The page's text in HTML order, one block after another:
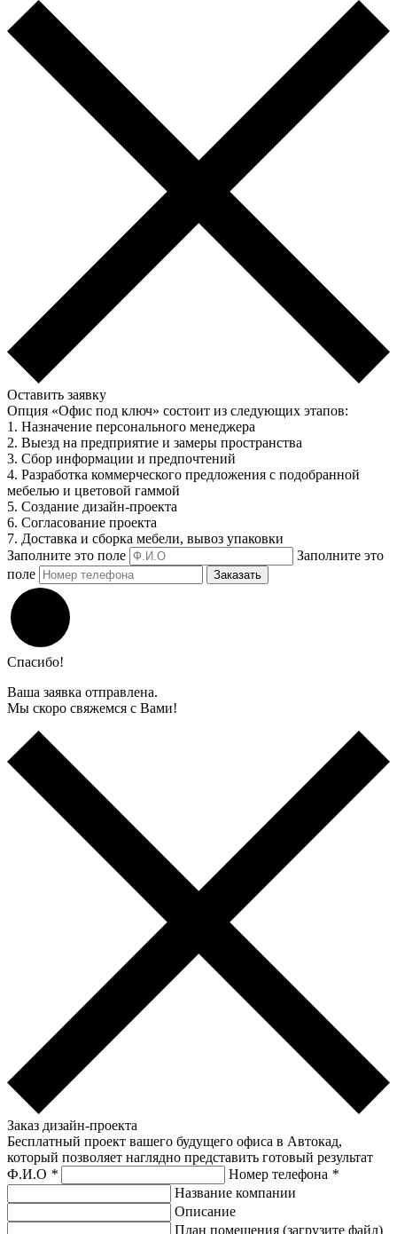
Оставить заявку
Опция «Офис под ключ» состоит из следующих этапов:
1. Назначение персонального менеджера
2. Выезд на предприятие и замеры пространства
3. Сбор информации и предпочтений
4. Разработка коммерческого предложения с подобранной
мебелью и цветовой гаммой
5. Создание дизайн-проекта
6. Согласование проекта
7. Доставка и сборка мебели, вывоз упаковки
Заполните это поле
Заполните это
поле
Заказать
Спасибо!
Ваша заявка отправлена.
Мы скоро свяжемся с Вами!
Заказ дизайн-проекта
Бесплатный проект вашего будущего офиса в Автокад,
который позволяет наглядно представить готовый результат
Ф.И.О * Номер телефона *
Название компании
Описание
План помещения (загрузите файл)